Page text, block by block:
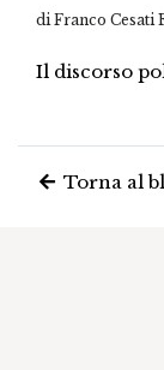
di Franco Cesati
Il discorso
Torna al